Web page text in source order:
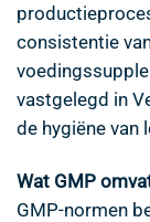
consistentie
vastgelegd in
de hygiëne van
Wat GMP
GMP-normen